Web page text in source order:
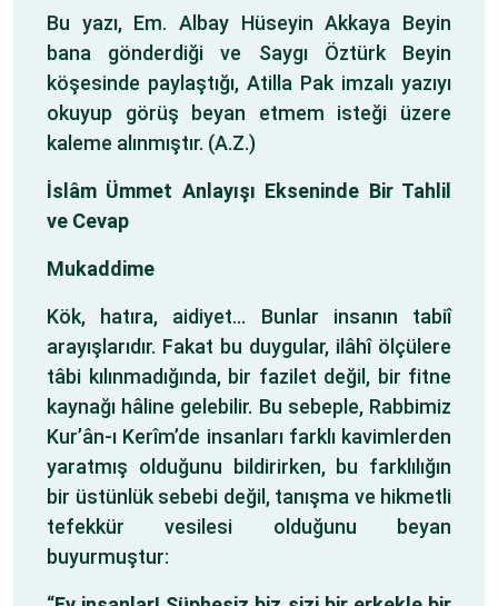
Bu yazı, Em. Albay Hüseyin Akkaya Beyin
bana gönderdiği ve Saygı Öztürk Beyin
köşesinde paylaştığı, Atilla Pak imzalı yazıyı
okuyup görüş beyan etmem isteği üzere
kaleme alınmıştır. (A.Z.)
İslâm Ümmet Anlayışı Ekseninde Bir Tahlil
ve Cevap
Mukaddime
Kök, hatıra, aidiyet… Bunlar insanın tabiî
arayışlarıdır. Fakat bu duygular, ilâhî ölçülere
tâbi kılınmadığında, bir fazilet değil, bir fitne
kaynağı hâline gelebilir. Bu sebeple, Rabbimiz
Kur’ân-ı Kerîm’de insanları farklı kavimlerden
yaratmış olduğunu bildirirken, bu farklılığın
bir üstünlük sebebi değil, tanışma ve hikmetli
tefekkür vesilesi olduğunu beyan
buyurmuştur: